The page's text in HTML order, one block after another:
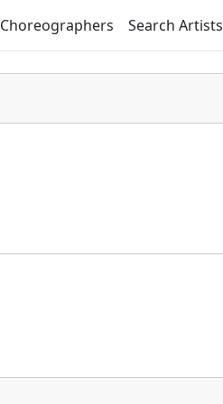
Choreographers Search Artists